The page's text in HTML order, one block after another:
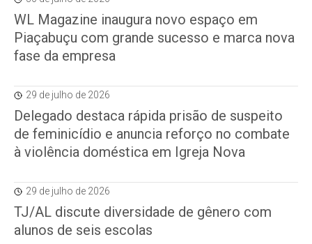
WL Magazine inaugura novo espaço em
Piaçabuçu com grande sucesso e marca nova
fase da empresa
29 de julho de 2026
Delegado destaca rápida prisão de suspeito
de feminicídio e anuncia reforço no combate
à violência doméstica em Igreja Nova
29 de julho de 2026
TJ/AL discute diversidade de gênero com
alunos de seis escolas